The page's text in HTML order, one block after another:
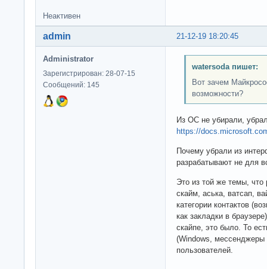
Неактивен
21-12-19 18:20:45
admin
Administrator
Зарегистрирован: 28-07-15
Сообщений: 145
watersoda пишет:
Вот зачем
возможности?
Из ОС не убирали,
https://
Почему убрали из
разрабатывают не для
Это из той же темы, что
скайм, аська, ватсап,
категории контактов
как закладки в
скайпе, это было. То
(Windows, мессенджеры
пользователей.